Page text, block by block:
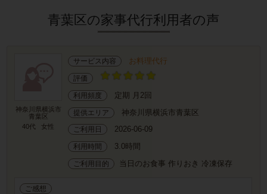
青葉区の家事代行利用者の声
神奈川県横浜市
青葉区
40代
女性
サービス内容 お料理代行
評価
利用頻度 定期 月2回
提供エリア 神奈川県横浜市青葉区
ご利用日 2026-06-09
利用時間 3.0時間
ご利用目的 当日のお食事 作りおき 冷凍保存
ご感想